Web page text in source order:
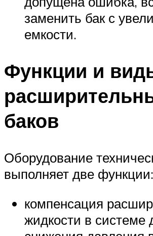
заменить бак с
емкости.
Функции и
баков
Оборудование
выполняет две функции:
компенсация
жидкости в системе